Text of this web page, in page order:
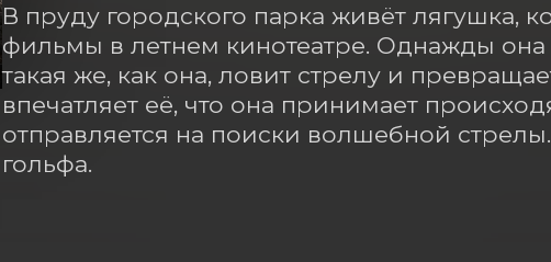
В пруду городского парка живёт лягушка,
фильмы в летнем кинотеатре. Однажды
такая же, как она, ловит стрелу и
впечатляет её, что она принимает
отправляется на поиски волшебной
гольфа.